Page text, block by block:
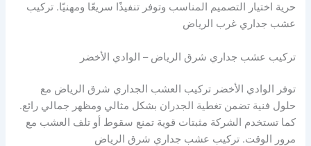
حرية اختيار التصميم المناسب وتوفر تنفيذًا سريعًا ومهنيًا. تركيب
عشب جداري غرب الرياض
تركيب عشب جداري شرق الرياض – الوادي الأخضر
توفر الوادي الأخضر تركيب العشب الجداري شرق الرياض مع
حلول فنية تضمن تغطية الجدران بشكل مثالي ومظهر جمالي رائع.
كما تستخدم الشركة مثبتات قوية تمنع سقوط أو تلف العشب مع
مرور الوقت. تركيب عشب جداري شرق الرياض